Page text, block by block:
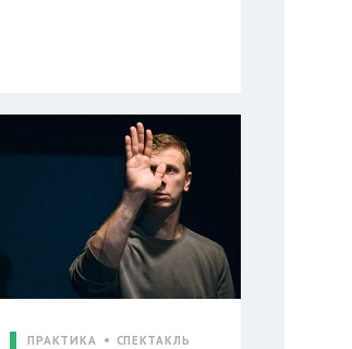
ПРАКТИКА СПЕКТАКЛЬ